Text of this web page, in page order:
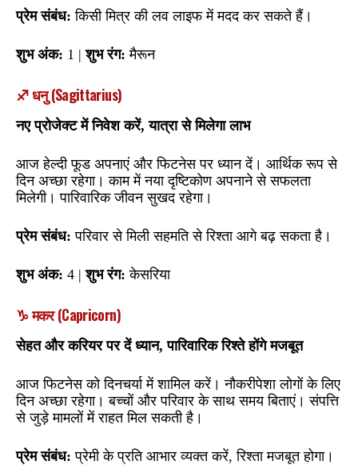
प्रेम संबंध: किसी मित्र की लव लाइफ में मदद कर सकते हैं।
शुभ अंक: 1 |शुभ रंग: मैरून
♐ धनु (Sagittarius)
नए प्रोजेक्ट में निवेश करें, यात्रा से मिलेगा लाभ
आज हेल्दी फूड अपनाएं और फिटनेस पर ध्यान दें। आर्थिक रूप से
दिन अच्छा रहेगा। काम में नया दृष्टिकोण अपनाने से सफलता
मिलेगी। पारिवारिक जीवन सुखद रहेगा।
प्रेम संबंध: परिवार से मिली सहमति से रिश्ता आगे बढ़ सकता है।
शुभ अंक: 4 |शुभ रंग: केसरिया
♑ मकर (Capricorn)
सेहत और करियर पर दें ध्यान, पारिवारिक रिश्ते होंगे मजबूत
आज फिटनेस को दिनचर्या में शामिल करें। नौकरीपेशा लोगों के लिए
दिन अच्छा रहेगा। बच्चों और परिवार के साथ समय बिताएं। संपत्ति
से जुड़े मामलों में राहत मिल सकती है।
प्रेम संबंध: प्रेमी के प्रति आभार व्यक्त करें, रिश्ता मजबूत होगा।